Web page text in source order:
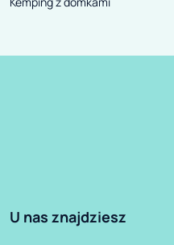
U nas znajdziesz